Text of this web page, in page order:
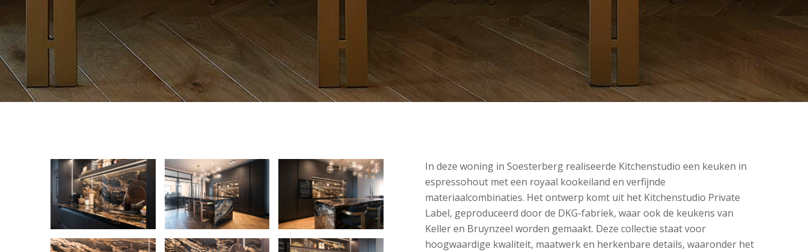
In deze woning in Soesterberg realiseerde Kitchenstudio een keuken in
espressohout met een royaal kookeiland en verfijnde
materiaalcombinaties. Het ontwerp komt uit het Kitchenstudio Private
Label, geproduceerd door de DKG-fabriek, waar ook de keukens van
Keller en Bruynzeel worden gemaakt. Deze collectie staat voor
hoogwaardige kwaliteit, maatwerk en herkenbare details, waaronder het